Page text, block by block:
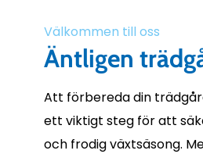
Välkommen till oss
Äntligen
Att förbereda din
ett viktigt steg för att
och frodig växtsäsong.